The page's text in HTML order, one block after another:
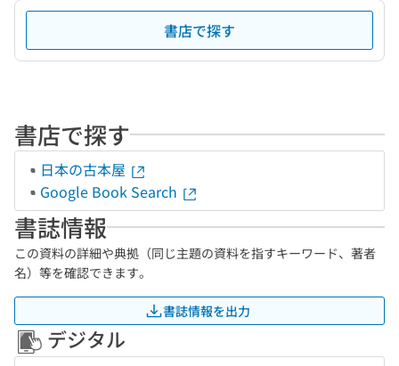
書店で探す
書店で探す
日本の古本屋
Google Book Search
書誌情報
この資料の詳細や典拠（同じ主題の資料を指すキーワード、著者
名）等を確認できます。
書誌情報を出力
デジタル